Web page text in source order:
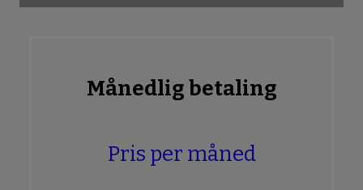
Månedlig betaling
Pris per måned